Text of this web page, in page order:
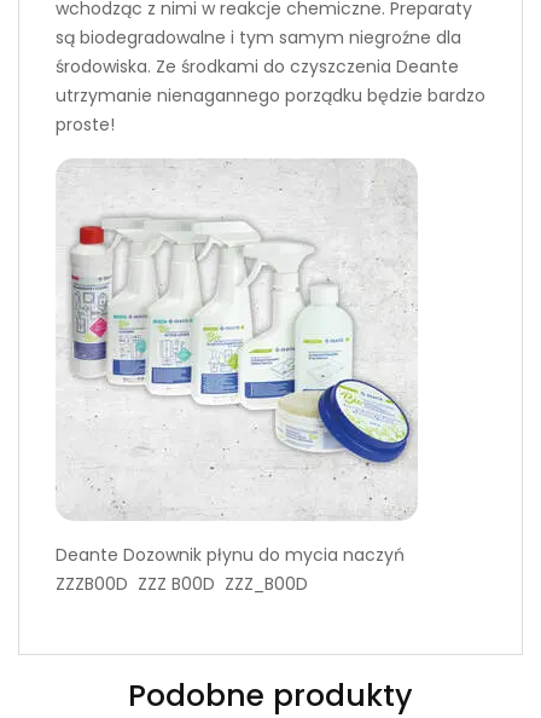
wchodząc z nimi w reakcje chemiczne. Preparaty
są biodegradowalne i tym samym niegroźne dla
środowiska. Ze środkami do czyszczenia Deante
utrzymanie nienagannego porządku będzie bardzo
proste!
Deante Dozownik płynu do mycia naczyń
ZZZB00D ZZZ B00D ZZZ_B00D
Podobne produkty